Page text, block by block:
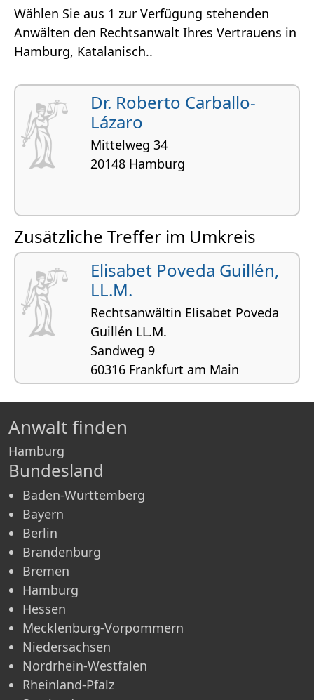
Wählen Sie aus 1 zur Verfügung stehenden
Anwälten den Rechtsanwalt Ihres Vertrauens in
Hamburg, Katalanisch..
Dr. Roberto Carballo-
Lázaro
Mittelweg 34
20148 Hamburg
Zusätzliche Treffer im Umkreis
Elisabet Poveda Guillén,
LL.M.
Rechtsanwältin Elisabet Poveda
Guillén LL.M.
Sandweg 9
60316 Frankfurt am Main
Unterhaltsrecht
Anwalt finden
Hamburg
Bundesland
Baden-Württemberg
Bayern
Berlin
Brandenburg
Bremen
Hamburg
Hessen
Mecklenburg-Vorpommern
Niedersachsen
Nordrhein-Westfalen
Rheinland-Pfalz